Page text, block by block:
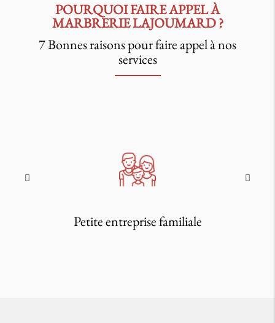
POURQUOI FAIRE APPEL À
MARBRERIE LAJOUMARD ?
7 Bonnes raisons pour faire appel à nos
services
Petite entreprise familiale